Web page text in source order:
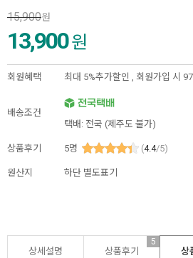
15,900원
13,900원
회원혜택 최대 5%추가할인 , 회원가입 시
배송조건
택배: 전국 (제주도 불가)
상품후기 5명 (4.4/5)
원산지 하단 별도표기
상세설명 상품후기
5
상